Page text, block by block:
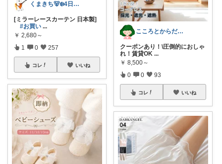
くまきち🐻‍❄️4日購入感謝🌻
[ミラーレースカーテン 日本製]
#お買い ...
￥ 2,680～
1 0 257
コレ いいね
こころとからだの余裕お手伝いROOM🍀
クーポンあり！\圧倒的におしゃ
れ！賃貸OK ...
￥ 8,500～
0 0 93
コレ いいね